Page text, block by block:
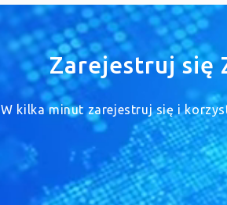
Zarejestruj się
W kilka minut zarejestruj się i